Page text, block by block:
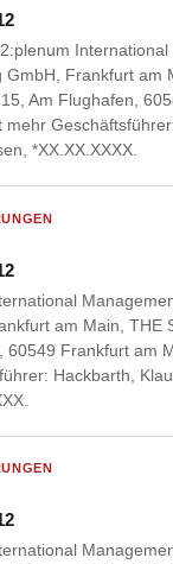
GmbH, Frankfurt am
Am Flughafen,
mehr
*XX.XX.XXXX.
am Main, THE
60549 Frankfurt am
Hackbarth,